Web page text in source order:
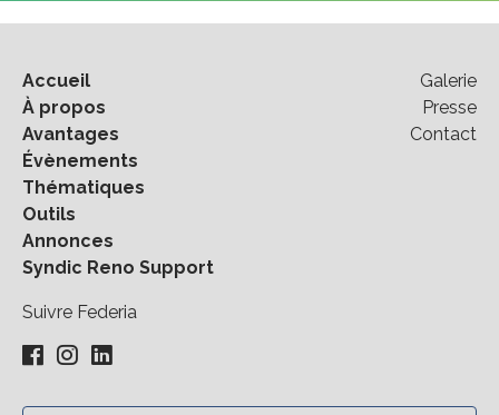
Accueil
À propos
Avantages
Évènements
Thématiques
Outils
Annonces
Syndic Reno Support
Galerie
Presse
Contact
Suivre Federia